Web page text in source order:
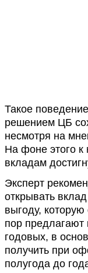
Такое
решением ЦБ
несмотря на
На фоне этого к
вкладам
Эксперт
открывать
выгоду,
пор предлагают
годовых, в
получить при
полугода до